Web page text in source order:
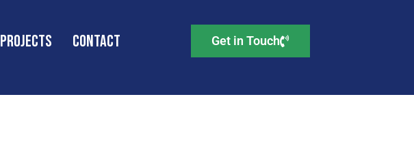
Projects Contact Get in Touch